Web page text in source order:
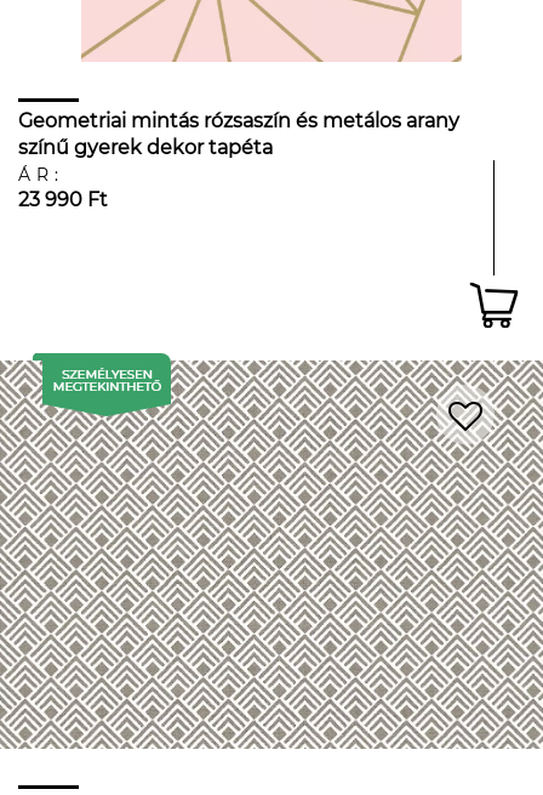
Geometriai mintás rózsaszín és metálos arany
színű gyerek dekor tapéta
ÁR:
23 990 Ft